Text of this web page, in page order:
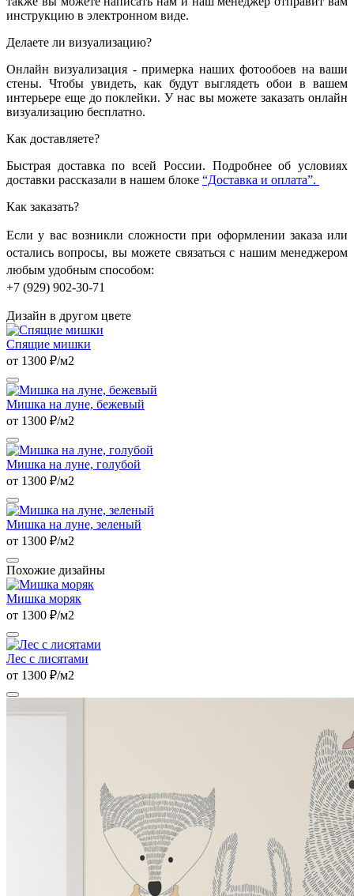
инструкцию в электронном виде.
Делаете ли визуализацию?
Онлайн визуализация - примерка наших фотообоев на ваши
стены. Чтобы увидеть, как будут выглядеть обои в вашем
интерьере еще до поклейки. У нас вы можете заказать онлайн
визуализацию бесплатно.
Как доставляете?
Быстрая доставка по всей России. Подробнее об условиях
доставки рассказали в нашем блоке “Доставка и оплата”.
Как заказать?
Если у вас возникли сложности при оформлении заказа или
остались вопросы, вы можете связаться с нашим менеджером
любым удобным способом:
+7 (929) 902-30-71
Дизайн в другом цвете
Спящие мишки
от 1300 ₽/м2
Мишка на луне, бежевый
от 1300 ₽/м2
Мишка на луне, голубой
от 1300 ₽/м2
Мишка на луне, зеленый
от 1300 ₽/м2
Похожие дизайны
Мишка моряк
от 1300 ₽/м2
Лес с лисятами
от 1300 ₽/м2